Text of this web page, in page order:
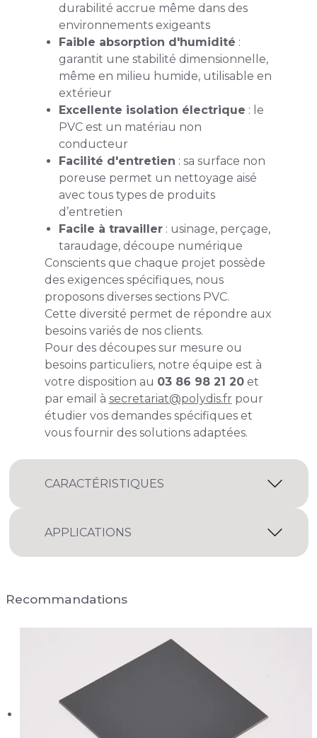
durabilité accrue même dans des
environnements exigeants
Faible absorption d'humidité :
garantit une stabilité dimensionnelle,
même en milieu humide, utilisable en
extérieur
Excellente isolation électrique : le
PVC est un matériau non
conducteur
Facilité d'entretien : sa surface non
poreuse permet un nettoyage aisé
avec tous types de produits
d’entretien
Facile à travailler: usinage, perçage,
taraudage, découpe numérique
Conscients que chaque projet possède
des exigences spécifiques, nous
proposons diverses sections PVC.
Cette diversité permet de répondre aux
besoins variés de nos clients.
Pour des découpes sur mesure ou
besoins particuliers, notre équipe est à
votre disposition au 03 86 98 21 20et
par email à secretariat@polydis.fr pour
étudier vos demandes spécifiques et
vous fournir des solutions adaptées.
CARACTÉRISTIQUES
APPLICATIONS
Recommandations